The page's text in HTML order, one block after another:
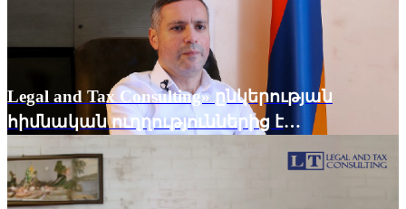
Legal and Tax Consulting» ընկերության
հիմնական ուղղություններից է
տնտեսական գործունեության դեմ
ուղղված հանցագործությունների
վերաբերյալ նախաձեռնված քրեական